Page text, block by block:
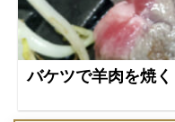
バケツで羊肉を焼